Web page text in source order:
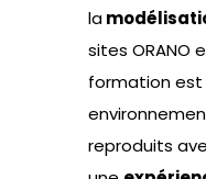
la
sites ORANO
formation est
reproduits